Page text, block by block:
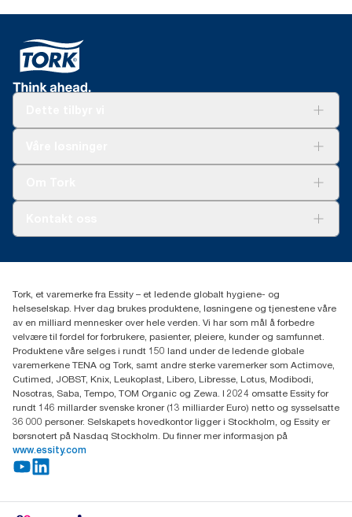
(+47) 22 70 62 00
Fredrik Selmers vei 6
0603 OSLO
Tork, et varemerke fra Essity – et ledende globalt hygiene- og
helseselskap. Hver dag brukes produktene, løsningene og tjenestene våre
av en milliard mennesker over hele verden. Vi har som mål å forbedre
velvære til fordel for forbrukere, pasienter, pleiere, kunder og samfunnet.
Produktene våre selges i rundt 150 land under de ledende globale
varemerkene TENA og Tork, samt andre sterke varemerker som Actimove,
Cutimed, JOBST, Knix, Leukoplast, Libero, Libresse, Lotus, Modibodi,
Nosotras, Saba, Tempo, TOM Organic og Zewa. I 2024 omsatte Essity for
rundt 146 millarder svenske kroner (13 milliarder Euro) netto og sysselsatte
36 000 personer. Selskapets hovedkontor ligger i Stockholm, og Essity er
børsnotert på Nasdaq Stockholm. Du finner mer informasjon på
www.essity.com